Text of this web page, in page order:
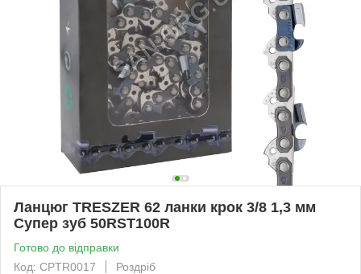
Ланцюг TRESZER 62 ланки крок 3/8 1,3 мм
Супер зуб 50RST100R
Готово до відправки
Код: CPTR0017
Роздріб